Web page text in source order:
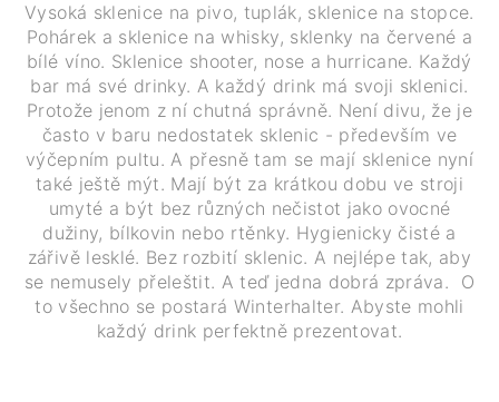
Vysoká sklenice na pivo, tuplák, sklenice na stopce.
Pohárek a sklenice na whisky, sklenky na červené a
bílé víno. Sklenice shooter, nose a hurricane. Každý
bar má své drinky. A každý drink má svoji sklenici.
Protože jenom z ní chutná správně. Není divu, že je
často v baru nedostatek sklenic - především ve
výčepním pultu. A přesně tam se mají sklenice nyní
také ještě mýt. Mají být za krátkou dobu ve stroji
umyté a být bez různých nečistot jako ovocné
dužiny, bílkovin nebo rtěnky. Hygienicky čisté a
zářivě lesklé. Bez rozbití sklenic. A nejlépe tak, aby
se nemusely přeleštit. A teď jedna dobrá zpráva. O
to všechno se postará Winterhalter. Abyste mohli
každý drink perfektně prezentovat.